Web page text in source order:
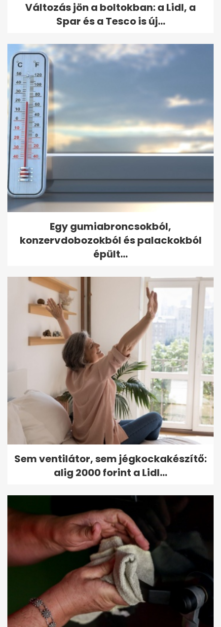
Változás jön a boltokban: a Lidl, a
Spar és a Tesco is új...
Egy gumiabroncsokból,
konzervdobozokból és palackokból
épült...
Sem ventilátor, sem jégkockakészítő:
alig 2000 forint a Lidl...